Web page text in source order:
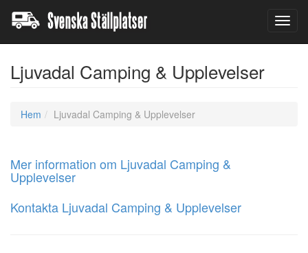
Ljuvadal Camping & Upplevelser
Hem Ljuvadal Camping & Upplevelser
Mer information om Ljuvadal Camping &
Upplevelser
Kontakta Ljuvadal Camping & Upplevelser